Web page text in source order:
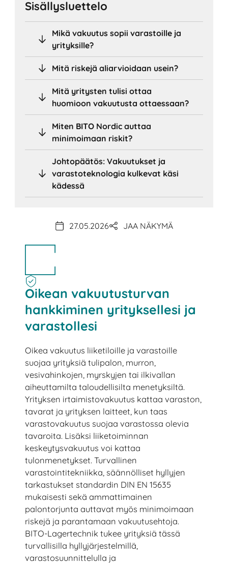
Sisällysluettelo
Mikä vakuutus sopii varastoille ja
yrityksille?
Mitä riskejä aliarvioidaan usein?
Mitä yritysten tulisi ottaa
huomioon vakuutusta ottaessaan?
Miten BITO Nordic auttaa
minimoimaan riskit?
Johtopäätös: Vakuutukset ja
varastoteknologia kulkevat käsi
kädessä
27.05.2026 JAA NÄKYMÄ
Oikean vakuutusturvan
hankkiminen yrityksellesi ja
varastollesi
Oikea vakuutus liiketiloille ja varastoille
suojaa yrityksiä tulipalon, murron,
vesivahinkojen, myrskyjen tai ilkivallan
aiheuttamilta taloudellisilta menetyksiltä.
Yrityksen irtaimistovakuutus kattaa varaston,
tavarat ja yrityksen laitteet, kun taas
varastovakuutus suojaa varastossa olevia
tavaroita. Lisäksi liiketoiminnan
keskeytysvakuutus voi kattaa
tulonmenetykset. Turvallinen
varastointitekniikka, säännölliset hyllyjen
tarkastukset standardin DIN EN 15635
mukaisesti sekä ammattimainen
palontorjunta auttavat myös minimoimaan
riskejä ja parantamaan vakuutusehtoja.
BITO-Lagertechnik tukee yrityksiä tässä
turvallisilla hyllyjärjestelmillä,
varastosuunnittelulla ja